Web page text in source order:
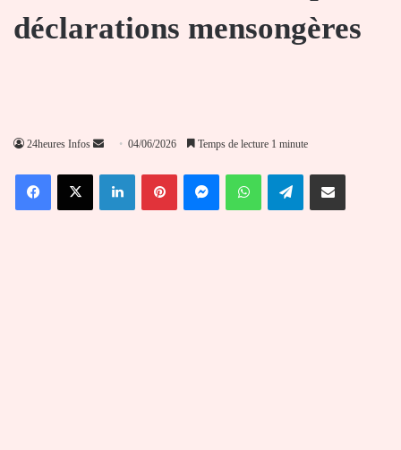
déclarations mensongères
24heures Infos
Envoyer
courriel
04/06/2026 Temps de lecture 1 minute
FacebookX LinkedinPinterestMessengerWhatsAppTelegramPartager par email